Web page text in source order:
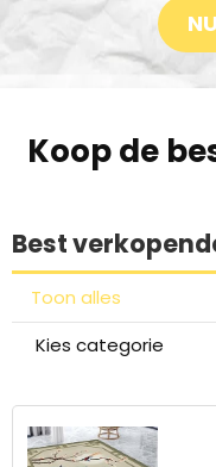
Koop de
Best
Toon alles
Kies categorie